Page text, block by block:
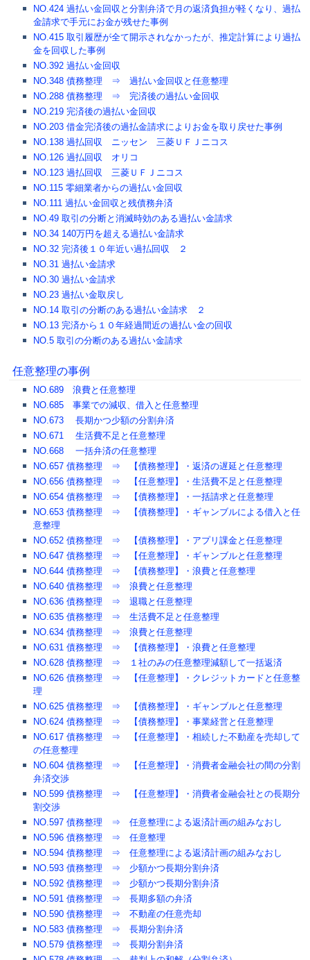
NO.424 過払い金回収と分割弁済で月の返済負担が軽くなり、過払
金請求で手元にお金が残せた事例
NO.415 取引履歴が全て開示されなかったが、推定計算により過払
金を回収した事例
NO.392 過払い金回収
NO.348 債務整理 ⇒ 過払い金回収と任意整理
NO.288 債務整理 ⇒ 完済後の過払い金回収
NO.219 完済後の過払い金回収
NO.203 借金完済後の過払金請求によりお金を取り戻せた事例
NO.138 過払回収 ニッセン 三菱ＵＦＪニコス
NO.126 過払回収 オリコ
NO.123 過払回収 三菱ＵＦＪニコス
NO.115 零細業者からの過払い金回収
NO.111 過払い金回収と残債務弁済
NO.49 取引の分断と消滅時効のある過払い金請求
NO.34 140万円を超える過払い金請求
NO.32 完済後１０年近い過払回収 ２
NO.31 過払い金請求
NO.30 過払い金請求
NO.23 過払い金取戻し
NO.14 取引の分断のある過払い金請求 ２
NO.13 完済から１０年経過間近の過払い金の回収
NO.5 取引の分断のある過払い金請求
任意整理の事例
NO.689 浪費と任意整理
NO.685 事業での減収、借入と任意整理
NO.673 長期かつ少額の分割弁済
NO.671 生活費不足と任意整理
NO.668 一括弁済の任意整理
NO.657 債務整理 ⇒ 【債務整理】・返済の遅延と任意整理
NO.656 債務整理 ⇒ 【任意整理】・生活費不足と任意整理
NO.654 債務整理 ⇒ 【債務整理】・一括請求と任意整理
NO.653 債務整理 ⇒ 【債務整理】・ギャンブルによる借入と任
意整理
NO.652 債務整理 ⇒ 【債務整理】・アプリ課金と任意整理
NO.647 債務整理 ⇒ 【任意整理】・ギャンブルと任意整理
NO.644 債務整理 ⇒ 【債務整理】・浪費と任意整理
NO.640 債務整理 ⇒ 浪費と任意整理
NO.636 債務整理 ⇒ 退職と任意整理
NO.635 債務整理 ⇒ 生活費不足と任意整理
NO.634 債務整理 ⇒ 浪費と任意整理
NO.631 債務整理 ⇒ 【債務整理】・浪費と任意整理
NO.628 債務整理 ⇒ １社のみの任意整理減額して一括返済
NO.626 債務整理 ⇒ 【任意整理】・クレジットカードと任意整
理
NO.625 債務整理 ⇒ 【債務整理】・ギャンブルと任意整理
NO.624 債務整理 ⇒ 【債務整理】・事業経営と任意整理
NO.617 債務整理 ⇒ 【任意整理】・相続した不動産を売却して
の任意整理
NO.604 債務整理 ⇒ 【任意整理】・消費者金融会社の間の分割
弁済交渉
NO.599 債務整理 ⇒ 【任意整理】・消費者金融会社との長期分
割交渉
NO.597 債務整理 ⇒ 任意整理による返済計画の組みなおし
NO.596 債務整理 ⇒ 任意整理
NO.594 債務整理 ⇒ 任意整理による返済計画の組みなおし
NO.593 債務整理 ⇒ 少額かつ長期分割弁済
NO.592 債務整理 ⇒ 少額かつ長期分割弁済
NO.591 債務整理 ⇒ 長期多額の弁済
NO.590 債務整理 ⇒ 不動産の任意売却
NO.583 債務整理 ⇒ 長期分割弁済
NO.579 債務整理 ⇒ 長期分割弁済